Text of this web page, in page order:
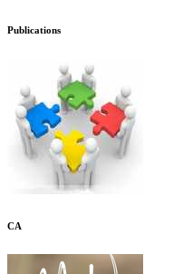
Publications
CA